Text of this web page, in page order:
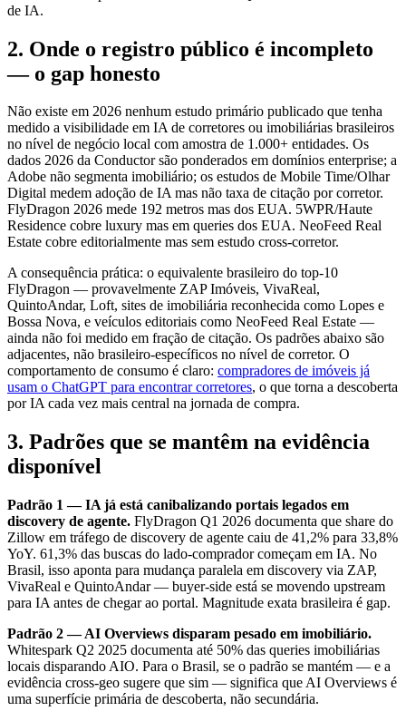
de IA.
2. Onde o registro público é incompleto
— o gap honesto
Não existe em 2026 nenhum estudo primário publicado que tenha
medido a visibilidade em IA de corretores ou imobiliárias brasileiros
no nível de negócio local com amostra de 1.000+ entidades. Os
dados 2026 da Conductor são ponderados em domínios enterprise; a
Adobe não segmenta imobiliário; os estudos de Mobile Time/Olhar
Digital medem adoção de IA mas não taxa de citação por corretor.
FlyDragon 2026 mede 192 metros mas dos EUA. 5WPR/Haute
Residence cobre luxury mas em queries dos EUA. NeoFeed Real
Estate cobre editorialmente mas sem estudo cross-corretor.
A consequência prática: o equivalente brasileiro do top-10
FlyDragon — provavelmente ZAP Imóveis, VivaReal,
QuintoAndar, Loft, sites de imobiliária reconhecida como Lopes e
Bossa Nova, e veículos editoriais como NeoFeed Real Estate —
ainda não foi medido em fração de citação. Os padrões abaixo são
adjacentes, não brasileiro-específicos no nível de corretor. O
comportamento de consumo é claro: compradores de imóveis já
usam o ChatGPT para encontrar corretores, o que torna a descoberta
por IA cada vez mais central na jornada de compra.
3. Padrões que se mantêm na evidência
disponível
Padrão 1 — IA já está canibalizando portais legados em
discovery de agente. FlyDragon Q1 2026 documenta que share do
Zillow em tráfego de discovery de agente caiu de 41,2% para 33,8%
YoY. 61,3% das buscas do lado-comprador começam em IA. No
Brasil, isso aponta para mudança paralela em discovery via ZAP,
VivaReal e QuintoAndar — buyer-side está se movendo upstream
para IA antes de chegar ao portal. Magnitude exata brasileira é gap.
Padrão 2 — AI Overviews disparam pesado em imobiliário.
Whitespark Q2 2025 documenta até 50% das queries imobiliárias
locais disparando AIO. Para o Brasil, se o padrão se mantém — e a
evidência cross-geo sugere que sim — significa que AI Overviews é
uma superfície primária de descoberta, não secundária.